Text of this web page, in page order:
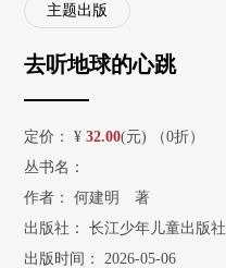
主题出版
去听地球的心跳
定价： ¥32.00(元) （0折）
丛书名：
作者：
何建明 著
出版社：
长江少年儿童出版社
出版时间：
2026-05-06